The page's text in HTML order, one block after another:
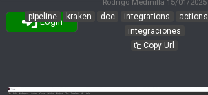
Login
Rodrigo Medinilla 15/01/2025
pipeline kraken dcc integrations actions
integraciones
Copy Url